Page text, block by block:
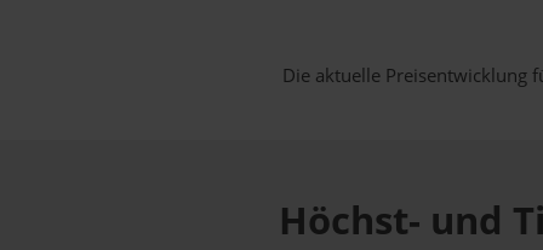
Die aktuelle Preisentwicklung
Höchst- und